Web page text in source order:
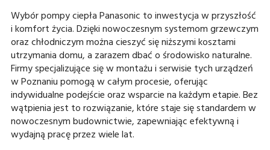
Wybór pompy ciepła Panasonic to inwestycja w przyszłość
i komfort życia. Dzięki nowoczesnym systemom grzewczym
oraz chłodniczym można cieszyć się niższymi kosztami
utrzymania domu, a zarazem dbać o środowisko naturalne.
Firmy specjalizujące się w montażu i serwisie tych urządzeń
w Poznaniu pomogą w całym procesie, oferując
indywidualne podejście oraz wsparcie na każdym etapie. Bez
wątpienia jest to rozwiązanie, które staje się standardem w
nowoczesnym budownictwie, zapewniając efektywną i
wydajną pracę przez wiele lat.